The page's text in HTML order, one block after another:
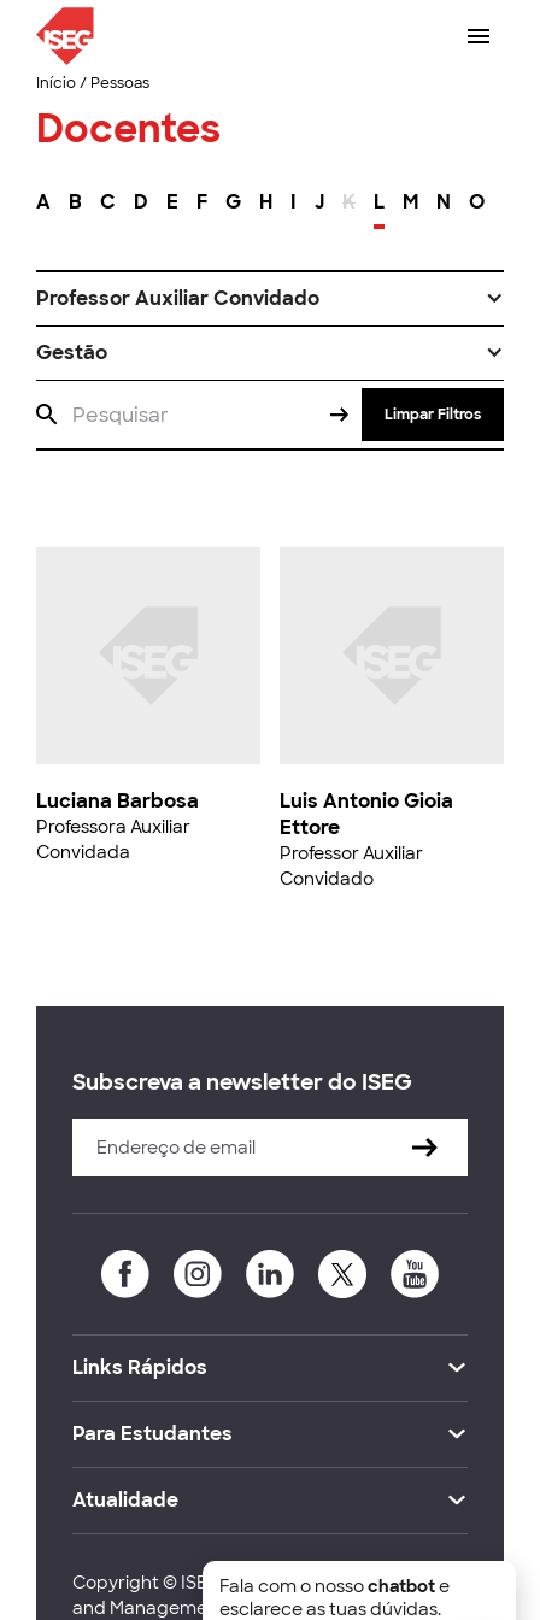
Início/ Pessoas
Docentes
A B C D E F G H I J K L M N O
Professor Auxiliar Convidado
Gestão
Limpar Filtros
Luciana Barbosa
Professora Auxiliar
Convidada
Luis Antonio Gioia
Ettore
Professor Auxiliar
Convidado
Subscreva a newsletter do ISEG
Links Rápidos
Para Estudantes
Atualidade
Copyright © ISEG Lisbon School of Economics
and Management 2026
Fala com o nossochatbote
esclarece as tuas dúvidas.